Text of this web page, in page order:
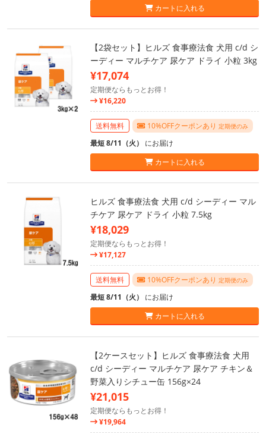
カートに入れる
【2袋セット】ヒルズ 食事療法食 犬用 c/d シ
ーディー マルチケア 尿ケア ドライ 小粒 3kg
¥17,074
定期便ならもっとお得！
¥16,220
送料無料 10%OFFクーポンあり 定期便のみ
最短 8/11（火） にお届け
カートに入れる
ヒルズ 食事療法食 犬用 c/d シーディー マル
チケア 尿ケア ドライ 小粒 7.5kg
¥18,029
定期便ならもっとお得！
¥17,127
送料無料 10%OFFクーポンあり 定期便のみ
最短 8/11（火） にお届け
カートに入れる
【2ケースセット】ヒルズ 食事療法食 犬用
c/d シーディー マルチケア 尿ケア チキン＆
野菜入りシチュー缶 156g×24
¥21,015
定期便ならもっとお得！
¥19,964